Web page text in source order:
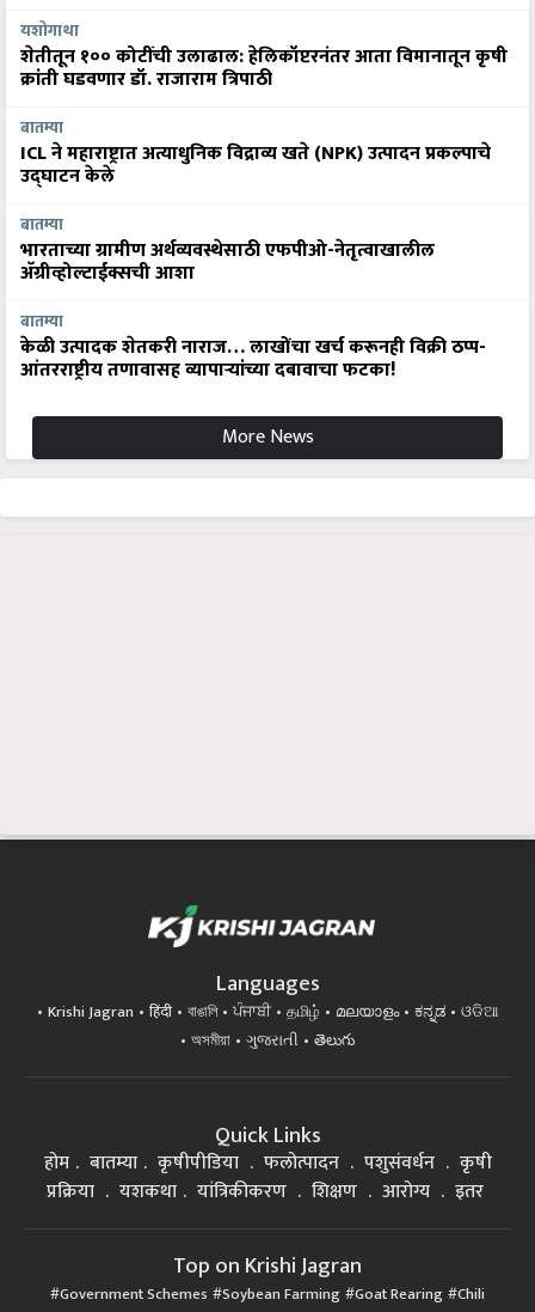
यशोगाथा
शेतीतून १०० कोटींची उलाढाल: हेलिकॉप्टरनंतर आता विमानातून कृषी
क्रांती घडवणार डॉ. राजाराम त्रिपाठी
बातम्या
ICL ने महाराष्ट्रात अत्याधुनिक विद्राव्य खते (NPK) उत्पादन प्रकल्पाचे
उद्घाटन केले
बातम्या
भारताच्या ग्रामीण अर्थव्यवस्थेसाठी एफपीओ-नेतृत्वाखालील
अ‍ॅग्रीव्होल्टाईक्सची आशा
बातम्या
केळी उत्पादक शेतकरी नाराज… लाखोंचा खर्च करूनही विक्री ठप्प-
आंतरराष्ट्रीय तणावासह व्यापाऱ्यांच्या दबावाचा फटका!
More News
Languages
Krishi Jagran हिंदी বাঙালি ਪੰਜਾਬੀ தமிழ் മലയാളം ಕನ್ನಡ
ଓଡିଆ
অসমীয়া
ગુજરાતી తెలుగు
Quick Links
होम बातम्या कृषीपीडिया फलोत्पादन पशुसंवर्धन
कृषी
प्रक्रिया
यशकथा यांत्रिकीकरण शिक्षण आरोग्य इतर
Top on Krishi Jagran
Government Schemes Soybean Farming Goat Rearing Chili